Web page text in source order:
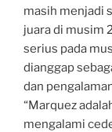
masih menjadi
juara di musim
serius pada
dianggap
dan
“Marquez
mengalami